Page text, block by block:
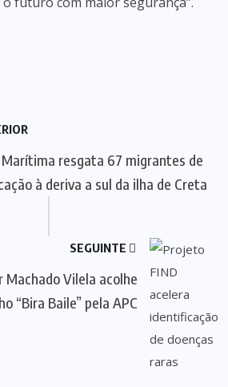
resgata 67 migrantes de
à deriva a sul da ilha de Creta
SEGUINTE
Vilela acolhe
“Bira Baile” pela APC